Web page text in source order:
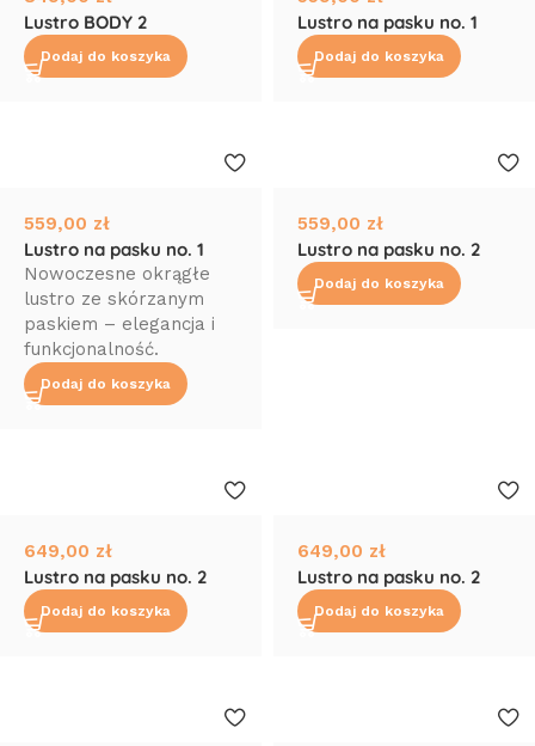
Lustro BODY 2
Dodaj do koszyka
Lustro na pasku no. 1
Dodaj do koszyka
559,00 zł
Lustro na pasku no. 1
Nowoczesne okrągłe
lustro ze skórzanym
paskiem – elegancja i
funkcjonalność.
Dodaj do koszyka
559,00 zł
Lustro na pasku no. 2
Dodaj do koszyka
649,00 zł
Lustro na pasku no. 2
Dodaj do koszyka
649,00 zł
Lustro na pasku no. 2
Dodaj do koszyka